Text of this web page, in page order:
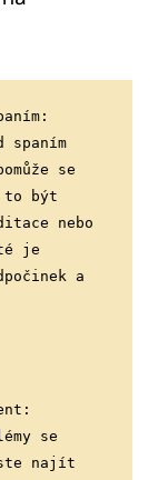
se
to být
nebo
je
a
se
najít